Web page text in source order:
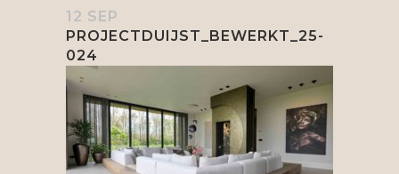
12 SEP
PROJECTDUIJST_BEWERKT_25-
024